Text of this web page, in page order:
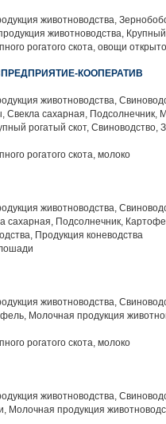
животноводства,
животноводства, Крупный
рогатого скота, овощи
КООПЕРАТИВ
животноводства,
Свекла сахарная, Подсолнечник,
рогатый скот, Свиноводство,
рогатого скота, молоко
животноводства,
сахарная, Подсолнечник,
Продукция коневодства
животноводства,
Молочная продукция
рогатого скота, молоко
животноводства,
Молочная продукция